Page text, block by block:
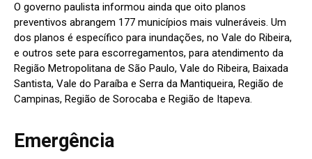
O governo paulista informou ainda que oito planos
preventivos abrangem 177 municípios mais vulneráveis. Um
dos planos é específico para inundações, no Vale do Ribeira,
e outros sete para escorregamentos, para atendimento da
Região Metropolitana de São Paulo, Vale do Ribeira, Baixada
Santista, Vale do Paraíba e Serra da Mantiqueira, Região de
Campinas, Região de Sorocaba e Região de Itapeva.
Emergência